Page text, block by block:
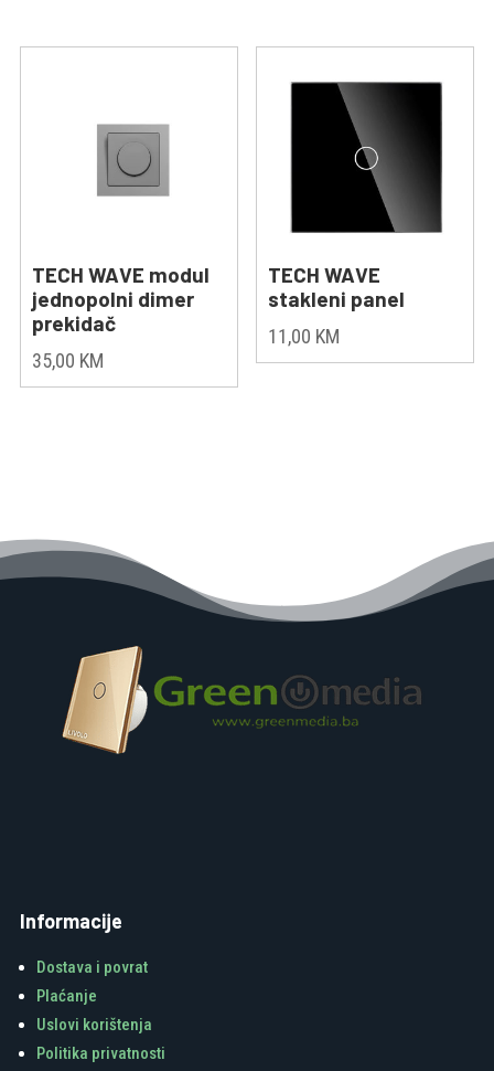
TECH WAVE modul
jednopolni dimer
prekidač
35,00 KM
TECH WAVE
stakleni panel
11,00 KM
Informacije
Dostava i povrat
Plaćanje
Uslovi korištenja
Politika privatnosti